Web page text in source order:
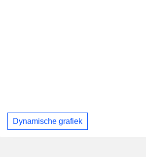
Dynamische grafiek